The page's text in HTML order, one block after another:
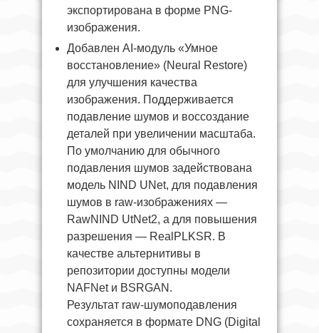
экспортирована в форме PNG-
изображения.
Добавлен AI-модуль «Умное
восстановление» (Neural Restore)
для улучшения качества
изображения. Поддерживается
подавление шумов и воссоздание
деталей при увеличении масштаба.
По умолчанию для обычного
подавления шумов задействована
модель NIND UNet, для подавления
шумов в raw-изображениях —
RawNIND UtNet2, а для повышения
разрешения — RealPLKSR. В
качестве альтернитивы в
репозитории доступны модели
NAFNet и BSRGAN.
Результат raw-шумоподавления
сохраняется в формате DNG (Digital